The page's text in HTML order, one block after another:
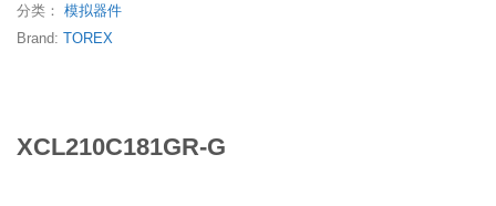
分类： 模拟器件
Brand: TOREX
XCL210C181GR-G